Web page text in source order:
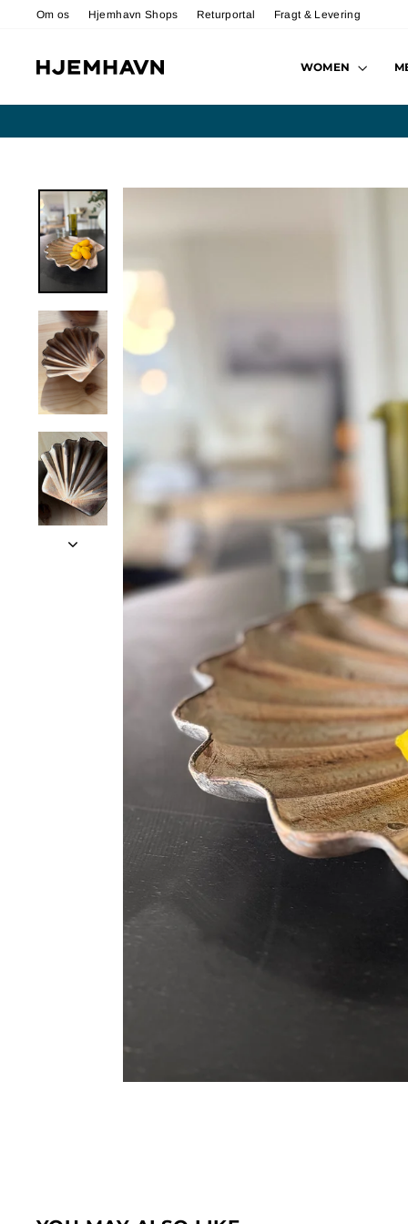
Om os Hjemhavn Shops Returportal Fragt & Levering
WOMEN